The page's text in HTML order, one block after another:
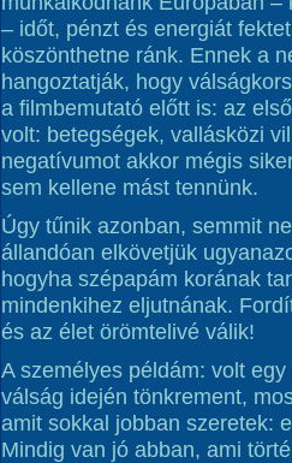
– időt, pénzt és energiát
köszönthetne ránk. Ennek a
hangoztatják, hogy
a filmbemutató előtt is: az
volt: betegségek, vallásközi
negatívumot akkor mégis
sem kellene mást tennünk.
Úgy tűnik azonban, semmit
állandóan elkövetjük
hogyha szépapám korának
mindenkihez eljutnának.
és az élet örömtelivé válik!
A személyes példám: volt
válság idején tönkrement,
amit sokkal jobban szeretek:
Mindig van jó abban, ami